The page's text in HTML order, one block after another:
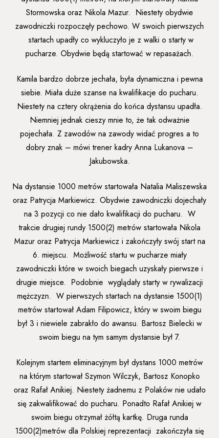
Stormowska oraz Nikola Mazur. Niestety obydwie
zawodniczki rozpoczęły pechowo. W swoich pierwszych
startach upadły co wykluczyło je z walki o starty w
pucharze. Obydwie będą startować w repasażach.
Kamila bardzo dobrze jechała, była dynamiczna i pewna
siebie. Miała duże szanse na kwalifikacje do pucharu.
Niestety na cztery okrążenia do końca dystansu upadła.
Niemniej jednak cieszy mnie to, że tak odważnie
pojechała. Z zawodów na zawody widać progres a to
dobry znak – mówi trener kadry Anna Lukanova –
Jakubowska.
Na dystansie 1000 metrów startowała Natalia Maliszewska
oraz Patrycja Markiewicz. Obydwie zawodniczki dojechały
na 3 pozycji co nie dało kwalifikacji do pucharu. W
trakcie drugiej rundy 1500(2) metrów startowała Nikola
Mazur oraz Patrycja Markiewicz i zakończyły swój start na
6. miejscu. Możliwość startu w pucharze miały
zawodniczki które w swoich biegach uzyskały pierwsze i
drugie miejsce. Podobnie wyglądały starty w rywalizacji
mężczyzn. W pierwszych startach na dystansie 1500(1)
metrów startował Adam Filipowicz, który w swoim biegu
był 3 i niewiele zabrakło do awansu. Bartosz Bielecki w
swoim biegu na tym samym dystansie był 7.
Kolejnym startem eliminacyjnym był dystans 1000 metrów
na którym startował Szymon Wilczyk, Bartosz Konopko
oraz Rafał Anikiej. Niestety żadnemu z Polaków nie udało
się zakwalifikować do pucharu. Ponadto Rafał Anikiej w
swoim biegu otrzymał żółtą kartkę. Druga runda
1500(2)metrów dla Polskiej reprezentacji zakończyła się